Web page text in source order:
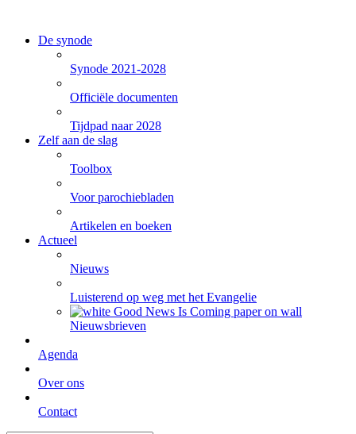
De synode
Synode 2021-2028
Officiële documenten
Tijdpad naar 2028
Zelf aan de slag
Toolbox
Voor parochiebladen
Artikelen en boeken
Actueel
Nieuws
Luisterend op weg met het Evangelie
Nieuwsbrieven
Agenda
Over ons
Contact